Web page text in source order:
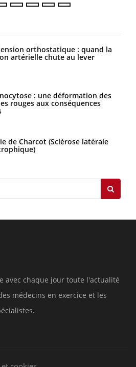
orthostatique : quand la
artérielle chute au lever
: une déformation des
rouges aux conséquences
de Charcot (Sclérose latérale
avec chaque jour toute l'actualité
médecins en exercice et les